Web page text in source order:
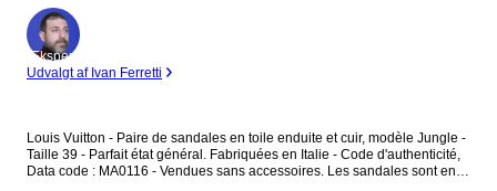
Ekspert
Udvalgt af Ivan Ferretti
Louis Vuitton - Paire de sandales en toile enduite et cuir, modèle Jungle -
Taille 39 - Parfait état général. Fabriquées en Italie - Code d'authenticité,
Data code : MA0116 - Vendues sans accessoires. Les sandales sont en